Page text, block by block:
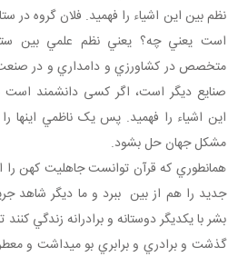
نظم بين اين اشياء را فهميد. فلان گروه در
است يعني چه؟ يعني نظم علمي بين
متخصص در کشاورزي و دامداري و در
صنايع ديگر است، اگر کسی دانشمند
اين اشياء را فهميد. پس يک ناظمي اينها را
مشکل جهان حل بشود.
همان طوري که قرآن توانست جاهليت کهن را
جديد را هم از بين ببرد و ما ديگر شاهد
بشر با يکديگر دوستانه و برادرانه زندگي
گذشت و برادري و برابري بو مي داشت و